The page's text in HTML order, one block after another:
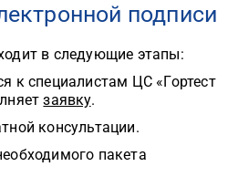
подписи
в следующие этапы:
к специалистам ЦС «Гортест
заявку.
консультации.
пакета